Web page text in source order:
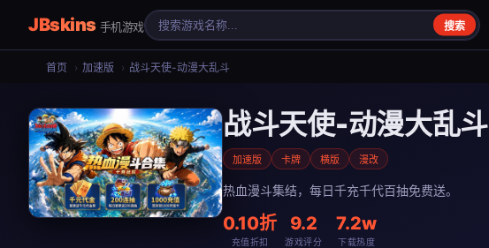
JBskins 手机游戏 搜索
首页 › 加速版 › 战斗天使-动漫大乱斗
战斗天使-动漫大乱斗
加速版 卡牌 横版 漫改
热血漫斗集结，每日千充千代百抽免费送。
0.10折
充值折扣
9.2
游戏评分
7.2w
下载热度